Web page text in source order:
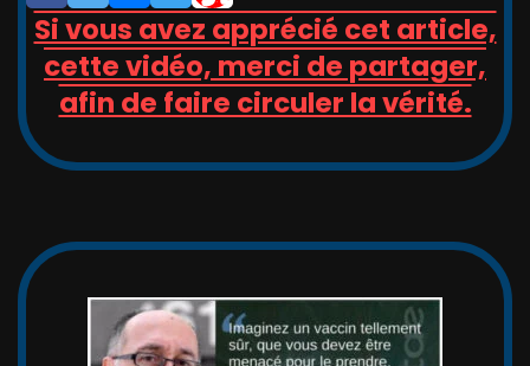
Si vous avez apprécié cet article,
cette vidéo, merci de partager,
afin de faire circuler la vérité.